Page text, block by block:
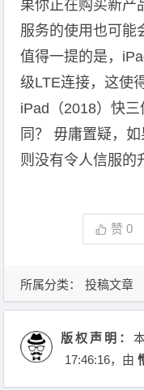
果你正在购买新产
服务的使用也可能
值得一提的是，
级LTE连接，这使
iPad（2018）快
同？ 毋庸置疑，
则没有令人信服的
赞0
所属分类： 投稿文章
版权声明：
17:46:16，由